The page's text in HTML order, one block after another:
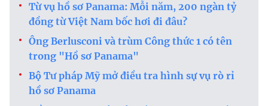
Từ vụ hồ sơ Panama: Mỗi năm, 200 ngàn tỷ
đồng từ Việt Nam bốc hơi đi đâu?
Ông Berlusconi và trùm Công thức 1 có tên
trong "Hồ sơ Panama"
Bộ Tư pháp Mỹ mở điều tra hình sự vụ rò rỉ
hồ sơ Panama